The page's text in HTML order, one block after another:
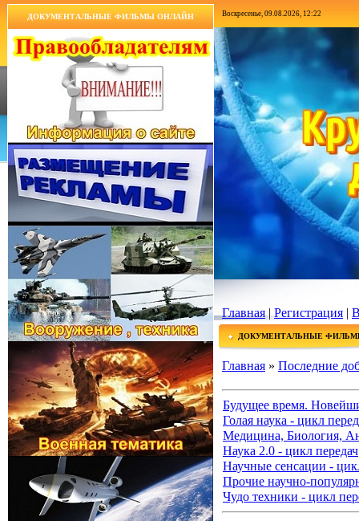
ДОКУМЕНТАЛЬНЫЕ ФИЛЬМЫ ОНЛАЙН Воскресенье, 09.08.2026, 12:22
Главная|Регистрация |
ДОКУМЕНТАЛЬНЫЕ
Главная » Последние
Будущее время.
Голая наука - цикл
Медицина, Биология,
Наука 2.0 - цикл передач
Научные сенсации -
Прочие научно-
Чудо техники - цикл